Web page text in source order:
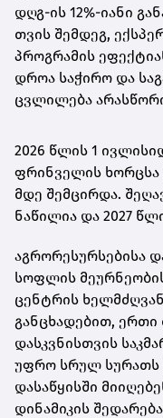
დღგ-ის 12%-იანი
თვის შემდეგ,
პროგრამის
დროა საჭირო და
ცვლილება
2026 წლის 1
ფრინველის ხორცსა
მდე შემცირდა.
ნაწილია და 2027
აგრორესურსებისა
სოფლის
ცენტრის
განცხადებით,
დასკვნისთვის
უფრო სრულ სურათს
დასაწყისში
დინამიკის